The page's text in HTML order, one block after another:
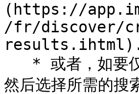
(https://
/fr/discover/
然后选择所需的搜